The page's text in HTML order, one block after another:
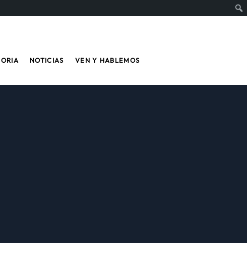
NOTICIAS VEN Y HABLEMOS